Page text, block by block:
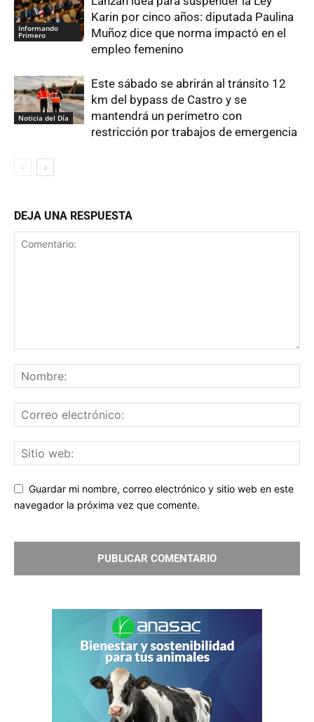
Informando
Primero
Karin por cinco años: diputada Paulina
Muñoz dice que norma impactó en el
empleo femenino
Noticia del Día
Este sábado se abrirán al tránsito 12
km del bypass de Castro y se
mantendrá un perímetro con
restricción por trabajos de emergencia
DEJA UNA RESPUESTA
Guardar mi nombre, correo electrónico y sitio web en este
navegador la próxima vez que comente.